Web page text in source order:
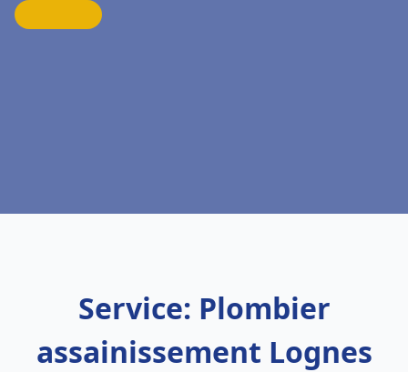
Service: Plombier
assainissement Lognes